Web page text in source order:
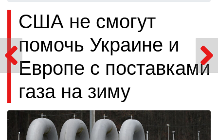
США не смогут
помочь Украине и
Европе с поставками
газа на зиму